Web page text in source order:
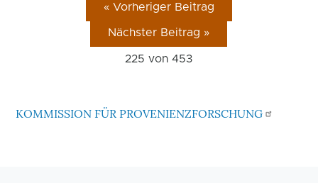
« Vorheriger Beitrag
Nächster Beitrag »
225 von453
KOMMISSION FÜR PROVENIENZFORSCHUNG